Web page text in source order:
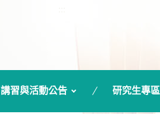
講習與活動公告 研究生專區